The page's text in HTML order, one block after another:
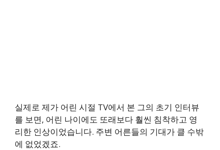
실제로 제가 어린 시절 TV에서 본 그의 초기 인터뷰
를 보면, 어린 나이에도 또래보다 훨씬 침착하고 영
리한 인상이었습니다. 주변 어른들의 기대가 클 수밖
에 없었겠죠.